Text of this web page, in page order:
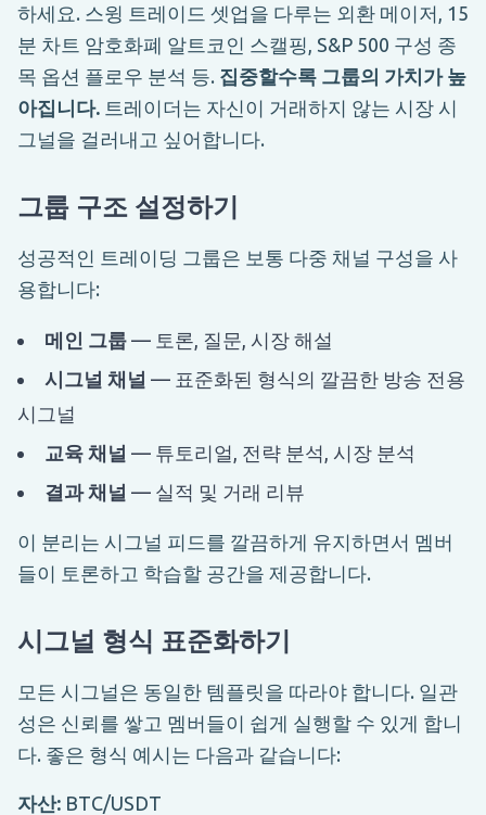
하세요. 스윙 트레이드 셋업을 다루는 외환 메이저, 15
분 차트 암호화폐 알트코인 스캘핑, S&P 500 구성 종
목 옵션 플로우 분석 등. 집중할수록 그룹의 가치가 높
아집니다. 트레이더는 자신이 거래하지 않는 시장 시
그널을 걸러내고 싶어합니다.
그룹 구조 설정하기
성공적인 트레이딩 그룹은 보통 다중 채널 구성을 사
용합니다:
메인 그룹 — 토론, 질문, 시장 해설
시그널 채널 — 표준화된 형식의 깔끔한 방송 전용
시그널
교육 채널 — 튜토리얼, 전략 분석, 시장 분석
결과 채널 — 실적 및 거래 리뷰
이 분리는 시그널 피드를 깔끔하게 유지하면서 멤버
들이 토론하고 학습할 공간을 제공합니다.
시그널 형식 표준화하기
모든 시그널은 동일한 템플릿을 따라야 합니다. 일관
성은 신뢰를 쌓고 멤버들이 쉽게 실행할 수 있게 합니
다. 좋은 형식 예시는 다음과 같습니다:
자산: BTC/USDT